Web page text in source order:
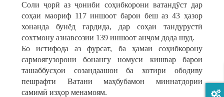
Соли ҷорӣ аз ҷониби соҳибкорони ватандӯст дар
соҳаи маориф 117 иншоот барои беш аз 43 ҳазор
хонанда бунёд гардида, дар соҳаи тандурустӣ
сохтмону азнавсозии 139 иншоот анҷом дода шуд.
Бо истифода аз фурсат, ба ҳамаи соҳибкорону
сармоягузорони бонангу номуси кишвар барои
ташаббусҳои созандаашон ба хотири ободиву
пешрафти Ватани маҳбубамон миннатдории
самимӣ изҳор менамоям.